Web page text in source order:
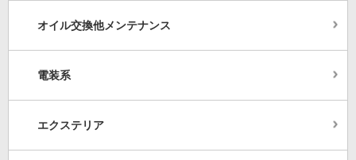
オイル交換他メンテナンス
電装系
エクステリア